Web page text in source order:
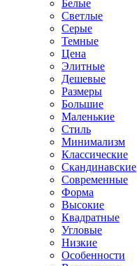
Белые
Светлые
Серые
Темные
Цена
Элитные
Дешевые
Размеры
Большие
Маленькие
Стиль
Минимализм
Классические
Скандинавские
Современные
Форма
Высокие
Квадратные
Угловые
Низкие
Особенности